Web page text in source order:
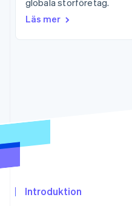
Identitetsverifiering online
Partner
globala storföretag.
Läs mer
Introduktion